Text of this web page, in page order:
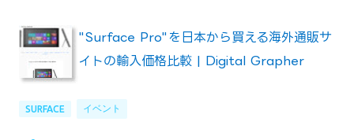
"Surface Pro"を日本から買える海外通販サ
イトの輸入価格比較 | Digital Grapher
SURFACE イベント